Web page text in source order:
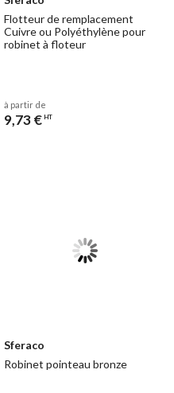
Flotteur de remplacement
Cuivre ou Polyéthylène pour
robinet à floteur
à partir de
9,73 € HT
Sferaco
Robinet pointeau bronze